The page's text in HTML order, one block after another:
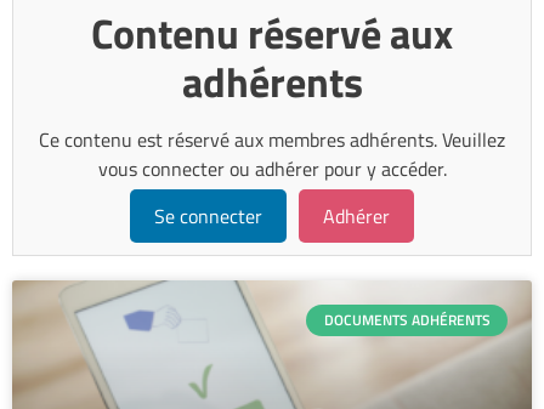
Contenu réservé aux
adhérents
Ce contenu est réservé aux membres adhérents. Veuillez
vous connecter ou adhérer pour y accéder.
Se connecter
Adhérer
DOCUMENTS ADHÉRENTS